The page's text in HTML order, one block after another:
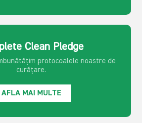
Clean Pledge
protocoalele noastre de
curățare.
AFLA MAI MULTE